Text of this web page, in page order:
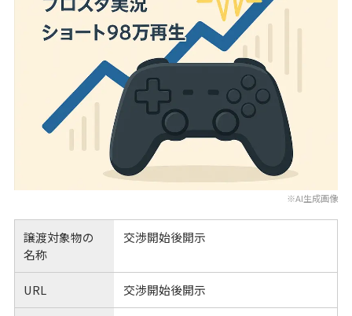
※AI生成画像
譲渡対象物の
名称
交渉開始後開示
URL 交渉開始後開示